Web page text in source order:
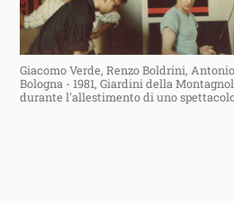
Giacomo Verde, Renzo Boldrini,
Bologna - 1981, Giardini della
durante l'allestimento di uno